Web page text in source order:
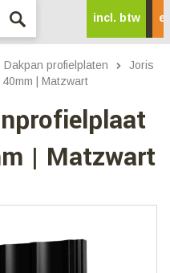
incl. btw
Dakpan profielplaten
Joris
| Matzwart
| Matzwart